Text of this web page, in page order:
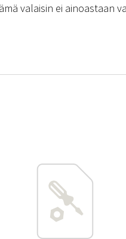
valaisin ei ainoastaan